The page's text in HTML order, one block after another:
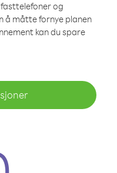
og
å måtte fornye planen
kan du spare